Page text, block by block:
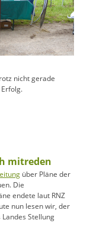
nicht gerade
mitreden
über Pläne der
Die
endete laut RNZ
nun lesen wir, der
Stellung